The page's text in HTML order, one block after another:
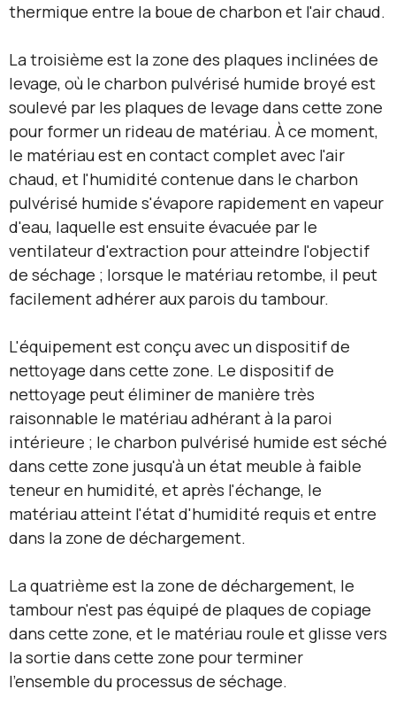
thermique entre la boue de charbon et l'air chaud.
La troisième est la zone des plaques inclinées de
levage, où le charbon pulvérisé humide broyé est
soulevé par les plaques de levage dans cette zone
pour former un rideau de matériau. À ce moment,
le matériau est en contact complet avec l'air
chaud, et l'humidité contenue dans le charbon
pulvérisé humide s'évapore rapidement en vapeur
d'eau, laquelle est ensuite évacuée par le
ventilateur d'extraction pour atteindre l'objectif
de séchage ; lorsque le matériau retombe, il peut
facilement adhérer aux parois du tambour.
L'équipement est conçu avec un dispositif de
nettoyage dans cette zone. Le dispositif de
nettoyage peut éliminer de manière très
raisonnable le matériau adhérant à la paroi
intérieure ; le charbon pulvérisé humide est séché
dans cette zone jusqu'à un état meuble à faible
teneur en humidité, et après l'échange, le
matériau atteint l'état d'humidité requis et entre
dans la zone de déchargement.
La quatrième est la zone de déchargement, le
tambour n'est pas équipé de plaques de copiage
dans cette zone, et le matériau roule et glisse vers
la sortie dans cette zone pour terminer
l'ensemble du processus de séchage.